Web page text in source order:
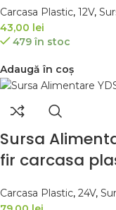
Carcasa Plastic, 12V,
43,00 lei
479 în stoc
Adaugă în coș
Sursa
fir carcasa
Carcasa Plastic, 24V,